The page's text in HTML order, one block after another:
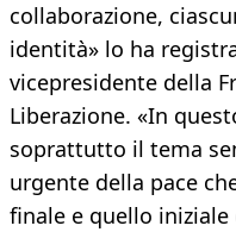
collaborazione,
identità» lo ha
vicepresidente della
Liberazione. «In
soprattutto il tema
urgente della pace
finale e quello